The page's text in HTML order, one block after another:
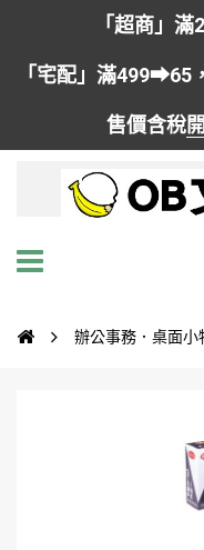
「超商」
「宅配」滿
售價含稅
辦公事務．桌面小